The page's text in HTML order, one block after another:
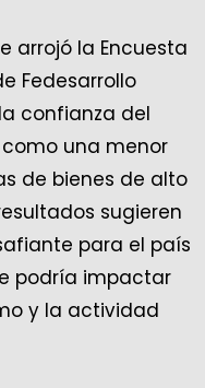
arrojó la Encuesta
Fedesarrollo
confianza del
una menor
de bienes de alto
sugieren
para el país
podría impactar
y la actividad